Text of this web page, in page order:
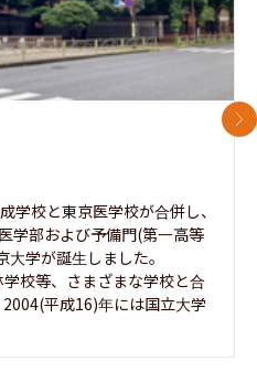
学校と東京医学校が合併し、
学部および予備門(第一高等
学が誕生しました。
校等、さまざまな学校と合
平成16)年には国立大学
次